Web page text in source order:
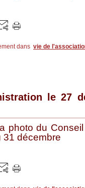
dans vie de
le 27
photo du
31 décembre